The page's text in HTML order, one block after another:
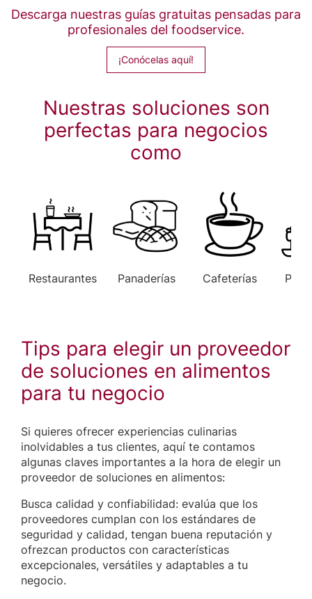
Descarga nuestras guías gratuitas pensadas para
profesionales del foodservice.
¡Conócelas aquí!
Nuestras soluciones son
perfectas para negocios
como
Restaurantes Panaderías Cafeterías
Tips para elegir un proveedor
de soluciones en alimentos
para tu negocio
Si quieres ofrecer experiencias culinarias
inolvidables a tus clientes, aquí te contamos
algunas claves importantes a la hora de elegir un
proveedor de soluciones en alimentos:
Busca calidad y confiabilidad: evalúa que los
proveedores cumplan con los estándares de
seguridad y calidad, tengan buena reputación y
ofrezcan productos con características
excepcionales, versátiles y adaptables a tu
negocio.